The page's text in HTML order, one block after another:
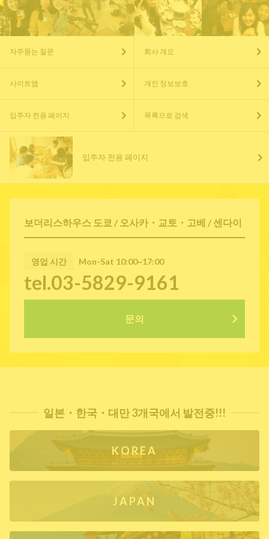
보더리스하우스 도쿄 / 오사카・교토・고베 / 센다이
영업 시간 Mon-Sat 10:00~17:00
tel.03-5829-9161
문의
자주묻는 질문 회사 개요
사이트맵 개인 정보보호
입주자 전용 페이지 목록으로 검색
입주자 전용 페이지
일본・한국・대만 3개국에서 발전중!!!
KOREA
JAPAN